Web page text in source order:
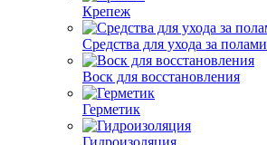
Крепеж
Средства для ухода за полами
Воск для восстановления
Герметик
Гидроизоляция